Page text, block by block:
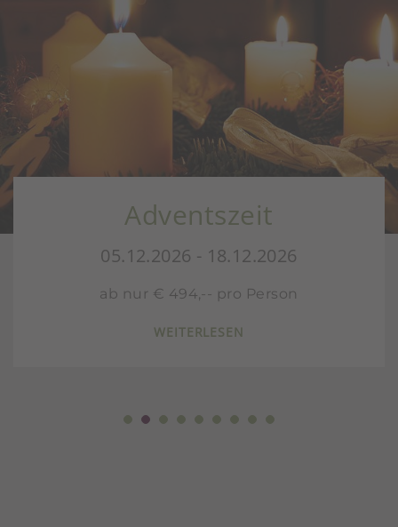
- 18.12.2026
€ 494,-- pro Person